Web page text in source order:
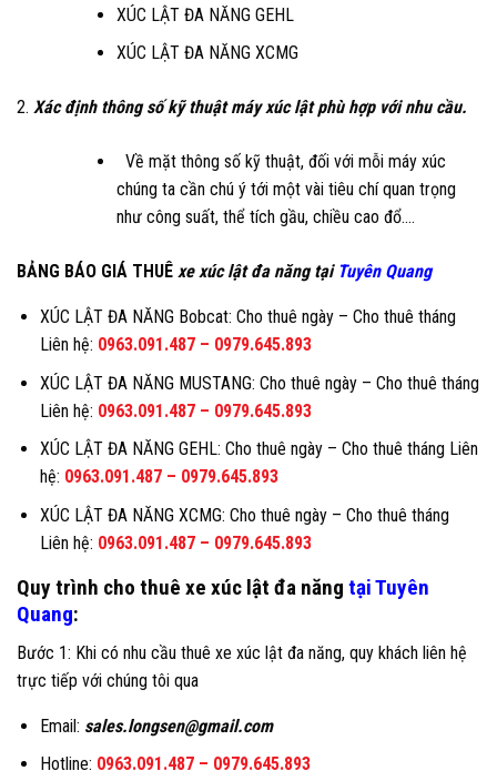
XÚC LẬT ĐA NĂNG GEHL
XÚC LẬT ĐA NĂNG XCMG
2. Xác định thông số kỹ thuật máy xúc lật phù hợp với nhu cầu.
Về mặt thông số kỹ thuật, đối với mỗi máy xúc
chúng ta cần chú ý tới một vài tiêu chí quan trọng
như công suất, thể tích gầu, chiều cao đổ….
BẢNG BÁO GIÁ THUÊ xe xúc lật đa năng tại Tuyên Quang
XÚC LẬT ĐA NĂNG Bobcat: Cho thuê ngày – Cho thuê tháng
Liên hệ: 0963.091.487– 0979.645.893
XÚC LẬT ĐA NĂNG MUSTANG: Cho thuê ngày – Cho thuê tháng
Liên hệ: 0963.091.487– 0979.645.893
XÚC LẬT ĐA NĂNG GEHL: Cho thuê ngày – Cho thuê tháng Liên
hệ: 0963.091.487– 0979.645.893
XÚC LẬT ĐA NĂNG XCMG: Cho thuê ngày – Cho thuê tháng
Liên hệ: 0963.091.487– 0979.645.893
Quy trình cho thuê xe xúc lật đa năng tại Tuyên
Quang:
Bước 1: Khi có nhu cầu thuê xe xúc lật đa năng, quy khách liên hệ
trực tiếp với chúng tôi qua
Email: sales.longsen@gmail.com
Hotline: 0963.091.487– 0979.645.893